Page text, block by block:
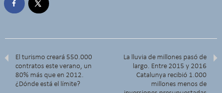
El turismo creará 550.000
contratos este verano, un
80% más que en 2012.
¿Dónde está el límite?
La lluvia de millones pasó de
largo. Entre 2015 y 2016
Catalunya recibió 1.000
millones menos de